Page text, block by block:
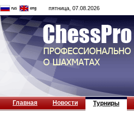
пятница, 07.08.2026
Главная Новости Турниры